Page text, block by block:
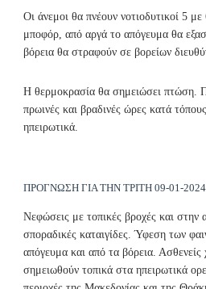
Οι άνεμοι θα πνέουν νοτιοδυτικοί 5
μποφόρ, από αργά το απόγευμα θα
βόρεια θα στραφούν σε βορείων
Η θερμοκρασία θα σημειώσει πτώση.
πρωινές και βραδινές ώρες κατά
ηπειρωτικά.
ΠΡΟΓΝΩΣΗ ΓΙΑ ΤΗΝ ΤΡΙΤΗ 09-01-2024
Νεφώσεις με τοπικές βροχές και στην
σποραδικές καταιγίδες. Ύφεση των
απόγευμα και από τα βόρεια. Ασθενείς
σημειωθούν τοπικά στα ηπειρωτικά